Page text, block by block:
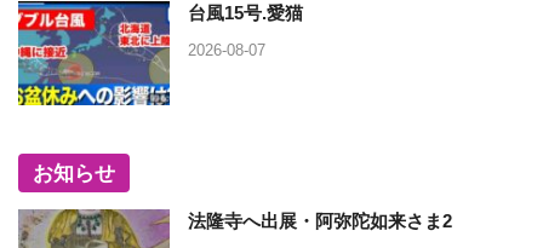
台風15号.愛猫
2026-08-07
お知らせ
法隆寺へ出展・阿弥陀如来さま2